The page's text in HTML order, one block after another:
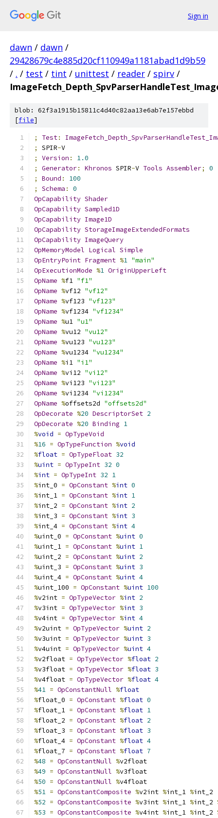
Sign in
dawn / dawn /
29428679c4e885d20cf110949a1181abad1d9b59
/ . / test / tint / unittest / reader / spirv /
blob: 62f3a1915b15811c4d40c82aa13e6ab7e157ebbd
[file]
; Test:
;
SPIR-V
;
Version :
1.0
;
Generator: Khronos SPIR-V Tools Assembler;
0
;
Bound :
100
;
Schema :
0
OpCapability Shader
OpCapability Sampled1D
OpCapability Image1D
OpCapability StorageImageExtendedFormats
OpCapability ImageQuery
OpMemoryModel Logical Simple
OpEntryPoint Fragment %1 "main"
OpExecutionMode %1 OriginUpperLeft
OpName %f1 "f1"
OpName %vf12 "vf12"
OpName %vf123 "vf123"
OpName %vf1234 "vf1234"
OpName %u1 "u1"
OpName %vu12 "vu12"
OpName %vu123 "vu123"
OpName %vu1234 "vu1234"
OpName %i1 "i1"
OpName %vi12 "vi12"
OpName %vi123 "vi123"
OpName %vi1234 "vi1234"
OpName %offsets2d "offsets2d"
OpDecorate %20 DescriptorSet 2
OpDecorate %20 Binding 1
%void = OpTypeVoid
%16 = OpTypeFunction %void
%float = OpTypeFloat 32
%uint = OpTypeInt 32 0
%int = OpTypeInt 32 1
%int_0 = OpConstant %int 0
%int_1 = OpConstant %int 1
%int_2 = OpConstant %int 2
%int_3 = OpConstant %int 3
%int_4 = OpConstant %int 4
%uint_0 = OpConstant %uint 0
%uint_1 = OpConstant %uint 1
%uint_2 = OpConstant %uint 2
%uint_3 = OpConstant %uint 3
%uint_4 = OpConstant %uint 4
%uint_100 = OpConstant %uint 100
%v2int = OpTypeVector %int 2
%v3int = OpTypeVector %int 3
%v4int = OpTypeVector %int 4
%v2uint = OpTypeVector %uint 2
%v3uint = OpTypeVector %uint 3
%v4uint = OpTypeVector %uint 4
%v2float = OpTypeVector %float 2
%v3float = OpTypeVector %float 3
%v4float = OpTypeVector %float 4
%41 = OpConstantNull %float
%float_0 = OpConstant %float 0
%float_1 = OpConstant %float 1
%float_2 = OpConstant %float 2
%float_3 = OpConstant %float 3
%float_4 = OpConstant %float 4
%float_7 = OpConstant %float 7
%48 = OpConstantNull %v2float
%49 = OpConstantNull %v3float
%50 = OpConstantNull %v4float
%51 = OpConstantComposite %v2int %int_1 %int_2
%52 = OpConstantComposite %v3int %int_1 %int_2
%53 = OpConstantComposite %v4int %int_1 %int_2